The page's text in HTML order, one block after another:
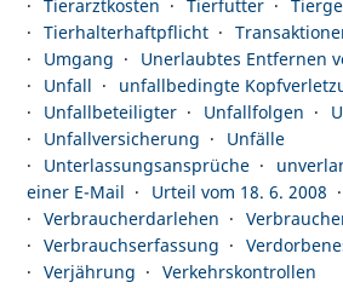
Tierarztkosten
Tierfutter
Tierhalterhaftpflicht
Umgang
Unerlaubtes Entfernen
Unfall
unfallbedingte
Unfallbeteiligter
Unfallfolgen
Unfallversicherung
Unfälle
Unterlassungsansprüche
einer E-Mail
Urteil vom 18. 6. 2008
Verbraucherdarlehen
Verbrauchserfassung
Verjährung
Verkehrskontrollen